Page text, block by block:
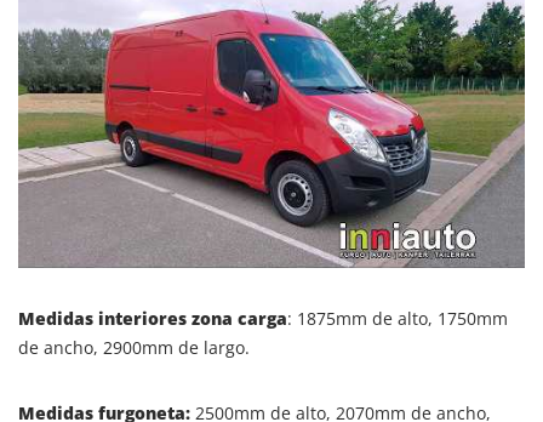
Medidas interiores zona carga: 1875mm de alto, 1750mm
de ancho, 2900mm de largo.
Medidas furgoneta: 2500mm de alto, 2070mm de ancho,